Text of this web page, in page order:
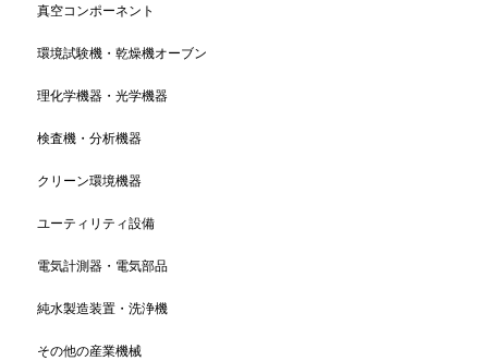
真空コンポーネント
環境試験機・乾燥機オーブン
理化学機器・光学機器
検査機・分析機器
クリーン環境機器
ユーティリティ設備
電気計測器・電気部品
純水製造装置・洗浄機
その他の産業機械